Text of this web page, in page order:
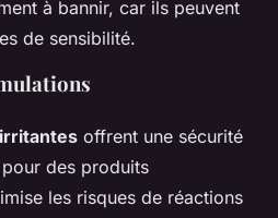
à bannir, car ils peuvent
de sensibilité.
offrent une sécurité
des produits
les risques de réactions